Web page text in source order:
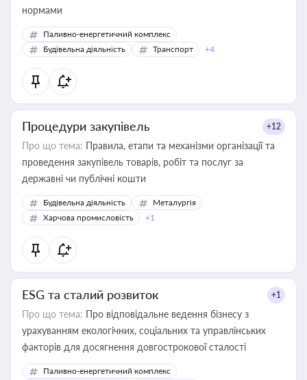
нормами
Паливно-енергетичний комплекс
Будівельна діяльність
Транспорт +4
Процедури закупівель +12
Про що тема: Правила, етапи та механізми організації та
проведення закупівель товарів, робіт та послуг за
державні чи публічні кошти
Будівельна діяльність
Металургія
Харчова промисловість
+1
ESG та сталий розвиток +1
Про що тема: Про відповідальне ведення бізнесу з
урахуванням екологічних, соціальних та управлінських
факторів для досягнення довгострокової сталості
Паливно-енергетичний комплекс